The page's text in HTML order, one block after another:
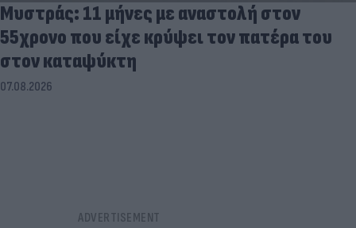
Μυστράς: 11 μήνες με αναστολή στον
55χρονο που είχε κρύψει τον πατέρα του
στον καταψύκτη
07.08.2026